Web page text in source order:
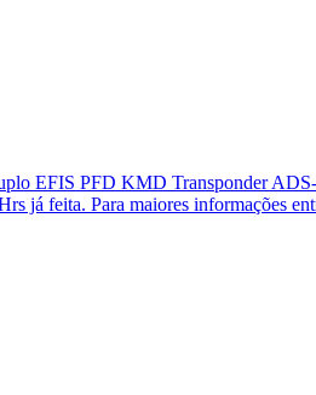
EFIS PFD KMD Transponder
já feita. Para maiores informações